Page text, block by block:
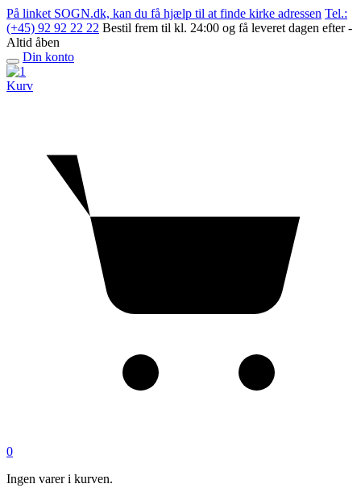
Skip
to
content
På linket SOGN.dk, kan du få hjælp til at finde kirke adressen Tel.:
(+45) 92 92 22 22 Bestil frem til kl. 24:00 og få leveret dagen efter -
Altid åben
Open
menu
Din konto
Kurv
0
Ingen varer i kurven.